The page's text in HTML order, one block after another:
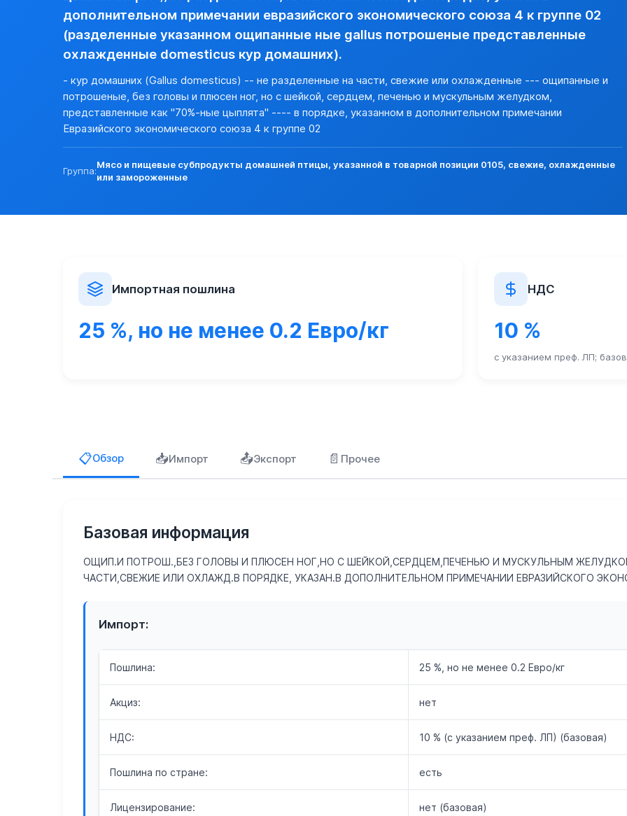
Разреш. прочие:
нет (базовая)
Прочие особености:
Запреты (другие страны): нет
Лицензирование:
нет (базовая)
Разреш. прочие:
Запреты (другие страны):
дополнительном примечании евразийского экономического союза 4 к группе 02
(разделенные указанном ощипанные ные gallus потрошеные представленные
охлажденные domesticus кур домашних).
- кур домашних (Gallus domesticus) -- не разделенные на части, свежие или охлажденные --- ощипанные и
потрошеные, без головы и плюсен ног, но с шейкой, сердцем, печенью и мускульным желудком,
представленные как "70%-ные цыплята" ---- в порядке, указанном в дополнительном примечании
Евразийского экономического союза 4 к группе 02
Группа:
Мясо и пищевые субпродукты домашней птицы, указанной в товарной позиции 0105, свежие, охлажденные
или замороженные
Импортная пошлина
25 %, но не менее 0.2 Евро/кг
НДС
10 %
с указанием преф. ЛП;
📋Обзор 📥Импорт 📤Экспорт 📄 Прочее
Базовая информация
ОЩИП.И ПОТРОШ.,БЕЗ ГОЛОВЫ И ПЛЮСЕН НОГ,НО С ШЕЙКОЙ,СЕРДЦЕМ,ПЕЧЕНЬЮ И МУСКУЛЬНЫМ
ЧАСТИ,СВЕЖИЕ ИЛИ ОХЛАЖД.В ПОРЯДКЕ, УКАЗАН.В ДОПОЛНИТЕЛЬНОМ ПРИМЕЧАНИИ ЕВРАЗИЙСКОГО
Импорт:
Пошлина: 25 %, но не менее 0.2 Евро/кг
Акциз: нет
НДС: 10 % (с указанием преф. ЛП) (базовая)
Пошлина по стране: есть
Лицензирование: нет (базовая)